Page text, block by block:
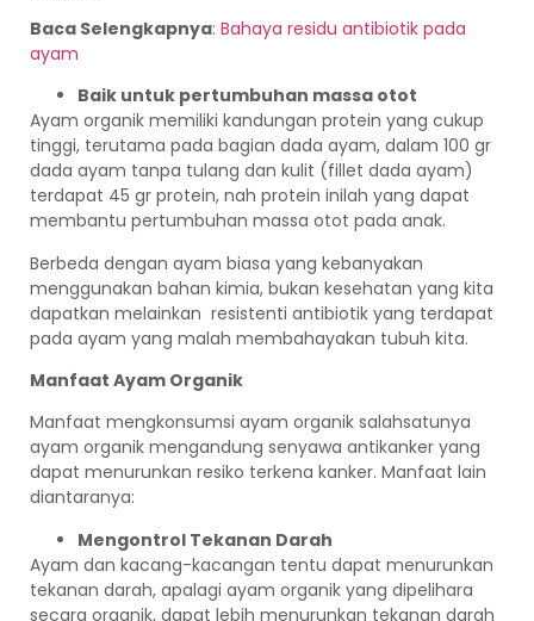
Baca Selengkapnya: Bahaya residu antibiotik pada
ayam
Baik untuk pertumbuhan massa otot
Ayam organik memiliki kandungan protein yang cukup
tinggi, terutama pada bagian dada ayam, dalam 100 gr
dada ayam tanpa tulang dan kulit (fillet dada ayam)
terdapat 45 gr protein, nah protein inilah yang dapat
membantu pertumbuhan massa otot pada anak.
Berbeda dengan ayam biasa yang kebanyakan
menggunakan bahan kimia, bukan kesehatan yang kita
dapatkan melainkan resistenti antibiotik yang terdapat
pada ayam yang malah membahayakan tubuh kita.
Manfaat Ayam Organik
Manfaat mengkonsumsi ayam organik salahsatunya
ayam organik mengandung senyawa antikanker yang
dapat menurunkan resiko terkena kanker. Manfaat lain
diantaranya:
Mengontrol Tekanan Darah
Ayam dan kacang-kacangan tentu dapat menurunkan
tekanan darah, apalagi ayam organik yang dipelihara
secara organik, dapat lebih menurunkan tekanan darah